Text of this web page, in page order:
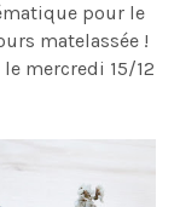
pour le
matelassée !
mercredi 15/12